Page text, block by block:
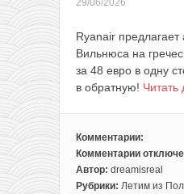
Ryanair предлагает
Вильнюса на
за 48 евро в одну
в обратную! Читать
Комментарии:
Комментарии
к
записи
Автор: dreamisreal
Рубрики: Летим из